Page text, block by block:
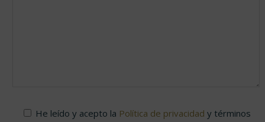
He leído y acepto la Política de privacidady términos